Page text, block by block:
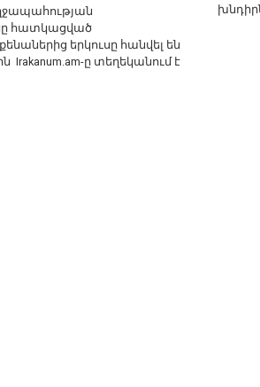
հատկացված
երկուսը հանվել են
Irakanum.am-ը տեղեկանում է